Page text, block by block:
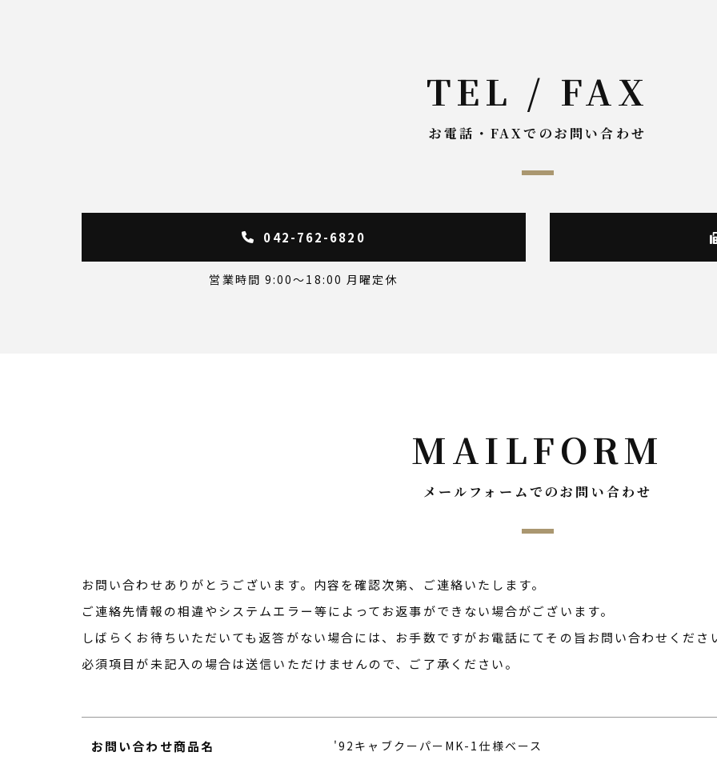
TEL / FAX
お電話・FAXでのお問い合わせ
042-762-6820
営業時間 9:00～18:00 月曜定休
MAILFORM
メールフォームでのお問い合わせ
お問い合わせありがとうございます。内容を確認次第、ご連絡いたします。
ご連絡先情報の相違やシステムエラー等によってお返事ができない場合がございます。
しばらくお待ちいただいても返答がない場合には、お手数ですがお電話にてその旨お問い合わせくださ
必須項目が未記入の場合は送信いただけませんので、ご了承ください。
お問い合わせ商品名 '92キャブクーパーMK-1仕様ベース